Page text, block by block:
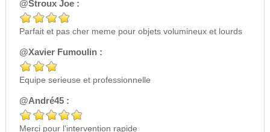
@Stroux Joe :
Parfait et pas cher meme pour objets volumineux et lourds
@Xavier Fumoulin :
Equipe serieuse et professionnelle
@André45 :
Merci pour l'intervention rapide